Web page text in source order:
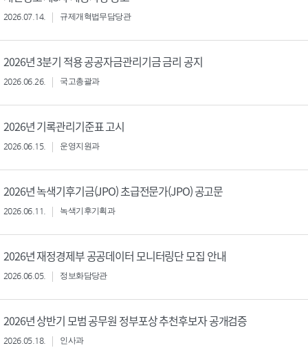
2026.07.14. 규제개혁법무담당관
2026년 3분기 적용 공공자금관리기금 금리 공지
2026.06.26. 국고총괄과
2026년 기록관리기준표 고시
2026.06.15. 운영지원과
2026년 녹색기후기금(JPO) 초급전문가(JPO) 공고문
2026.06.11. 녹색기후기획과
2026년 재정경제부 공공데이터 모니터링단 모집 안내
2026.06.05. 정보화담당관
2026년 상반기 모범 공무원 정부포상 추천후보자 공개검증
2026.05.18. 인사과